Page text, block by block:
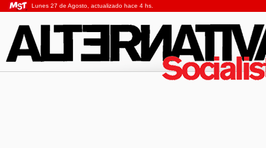
Lunes 27 de Agosto, actualizado hace 4 hs.